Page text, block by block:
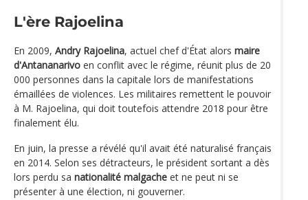
L'ère Rajoelina
En 2009, Andry Rajoelina, actuel chef d'État alors maire
d'Antananarivo en conflit avec le régime, réunit plus de 20
000 personnes dans la capitale lors de manifestations
émaillées de violences. Les militaires remettent le pouvoir
à M. Rajoelina, qui doit toutefois attendre 2018 pour être
finalement élu.
En juin, la presse a révélé qu'il avait été naturalisé français
en 2014. Selon ses détracteurs, le président sortant a dès
lors perdu sa nationalité malgache et ne peut ni se
présenter à une élection, ni gouverner.